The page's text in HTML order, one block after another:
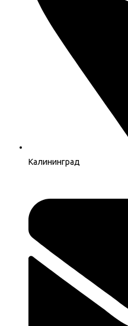
Калининград